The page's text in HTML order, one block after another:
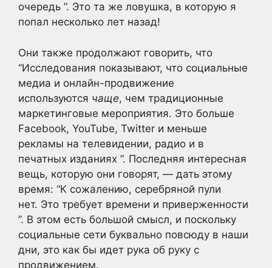
очередь ”. Это та же ловушка, в которую я
попал несколько лет назад!
Они также продолжают говорить, что
“Исследования показывают, что социальные
медиа и онлайн-продвижение
используются чаще, чем традиционные
маркетинговые мероприятия. Это больше
Facebook, YouTube, Twitter и меньше
рекламы на телевидении, радио и в
печатных изданиях ”. Последняя интересная
вещь, которую они говорят, — дать этому
время: “К сожалению, серебряной пули
нет. Это требует времени и приверженности
”. В этом есть большой смысл, и поскольку
социальные сети буквально повсюду в наши
дни, это как бы идет рука об руку с
продвижением.